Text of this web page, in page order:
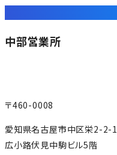
中部営業所
〒460-0008
愛知県名古屋市中区栄2-2-1
広小路伏見中駒ビル5階